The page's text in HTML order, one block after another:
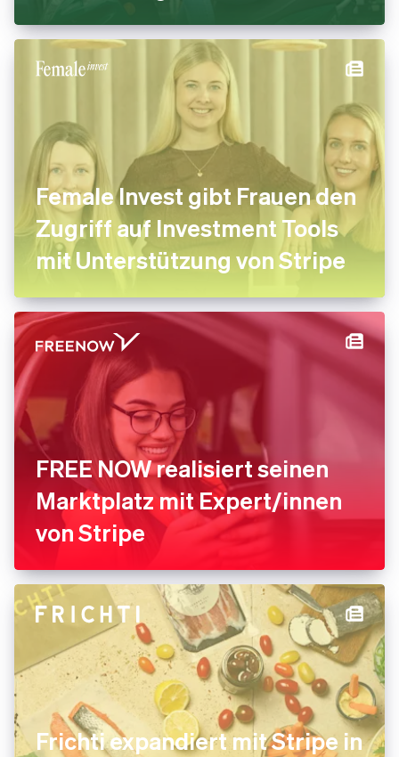
Female Invest gibt Frauen den
Zugriff auf Investment Tools
mit Unterstützung von Stripe
FREE NOW realisiert seinen
Marktplatz mit Expert/innen
von Stripe
Frichti expandiert mit Stripe in